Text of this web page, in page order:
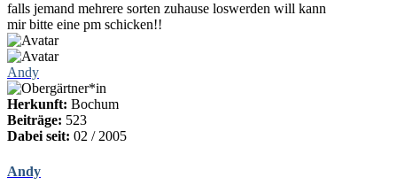
falls jemand mehrere sorten zuhause loswerden will kann
mir bitte eine pm schicken!!
Andy
Herkunft: Bochum
Beiträge: 523
Dabei seit: 02 / 2005
Andy